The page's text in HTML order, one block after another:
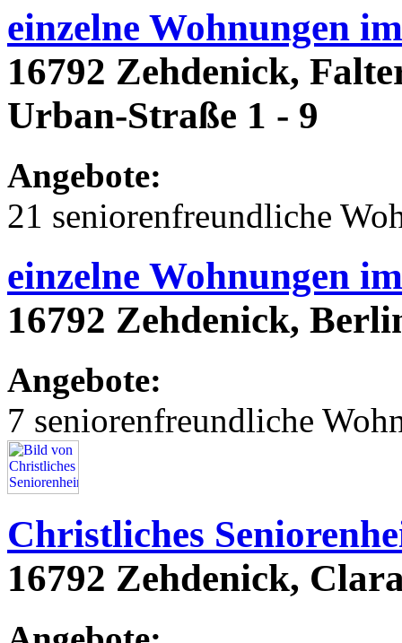
einzelne Wohnungen
16792 Zehdenick,
Urban-Straße 1 - 9
Angebote:
21 seniorenfreundliche
einzelne Wohnungen
16792 Zehdenick,
Angebote:
7 seniorenfreundliche
Christliches
16792 Zehdenick,